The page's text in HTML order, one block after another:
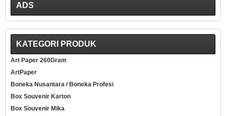
ADS
KATEGORI PRODUK
Art Paper 260Gram
ArtPaper
Boneka Nusantara / Boneka Profesi
Box Souvenir Karton
Box Souvenir Mika